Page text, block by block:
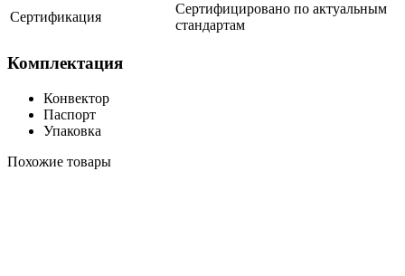
Сертификация
Сертифицировано по актуальным
стандартам
Комплектация
Конвектор
Паспорт
Упаковка
Похожие товары